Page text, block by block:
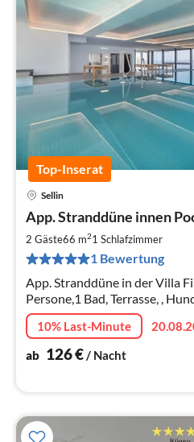
Top-Inserat
Sellin
App. Stranddüne innen
2 Gäste66 m21 Schlafzimmer
1 Bewertung
App. Stranddüne in der Villa
Persone,1 Bad, Terrasse, ,
10% Last-Minute
ab 126€/ Nacht